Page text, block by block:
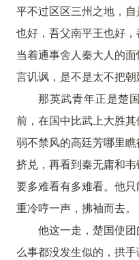
平不过区区三州之地，
也好，吾父南平王也好
当着通事舍人秦大人的
言讥讽，是不是太不把
那英武青年正是楚
前，在国中比武上大胜
弱不禁风的高廷芳哪里
挤兑，再看到秦无庸和
要多难看有多难看。他
重冷哼一声，拂袖而去。
他这一走，楚国使
么事都没发生似的，拱